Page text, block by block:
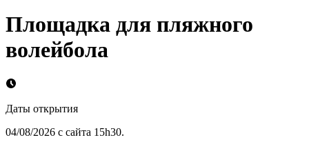
Площадка для пляжного
волейбола
Даты открытия
04/08/2026 с сайта 15h30.